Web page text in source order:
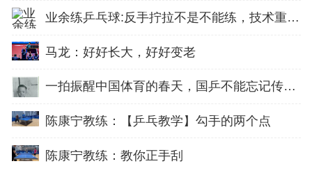
业余练乒乓球:反手拧拉不是不能练，技术重点就不在手上
马龙：好好长大，好好变老
一拍振醒中国体育的春天，国乒不能忘记传奇前辈这份初心！
陈康宁教练：【乒乓教学】勾手的两个点
陈康宁教练：教你正手刮